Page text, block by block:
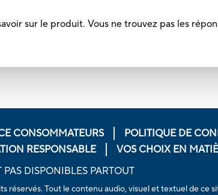
sur le produit. Vous ne trouvez pas les
CONSOMMATEURS POLITIQUE DE
RESPONSABLE
VOS CHOIX EN
DISPONIBLES PARTOUT
réservés. Tout le contenu audio, visuel et textuel de ce